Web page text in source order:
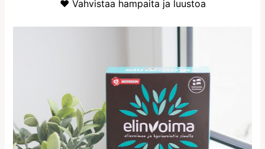
♥ Vahvistaa hampaita ja luustoa